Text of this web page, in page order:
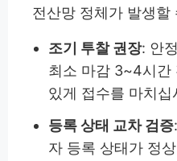
전산망 정체가 발생할
조기 투찰 권장: 안
최소 마감 3~4시간
있게 접수를 마치십
등록 상태 교차 검증
자 등록 상태가 정